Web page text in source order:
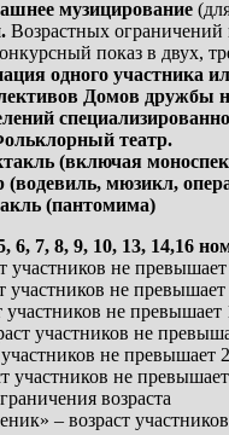
музицирование
Возрастных ограничений
показ в двух,
одного участника
Домов дружбы
театр.
(включая
мюзикл,
(пантомима)
6, 7, 8, 9, 10, 13, 14,16
участников не превышает
участников не превышает
участников не превышает
участников не
не превышает
участников не
возраста
– возраст